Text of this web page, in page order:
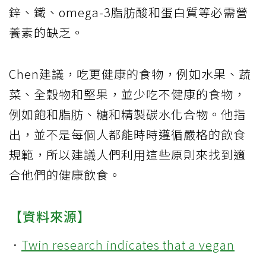
鋅、鐵、omega-3脂肪酸和蛋白質等必需營
養素的缺乏。
Chen建議，吃更健康的食物，例如水果、蔬
菜、全穀物和堅果，並少吃不健康的食物，
例如飽和脂肪、糖和精製碳水化合物。他指
出，並不是每個人都能時時遵循嚴格的飲食
規範，所以建議人們利用這些原則來找到適
合他們的健康飲食。
【資料來源】
． Twin research indicates that a vegan